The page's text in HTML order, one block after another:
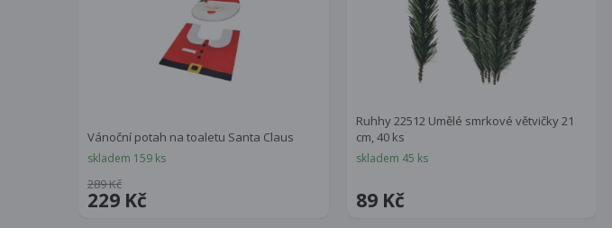
Vánoční potah na toaletu Santa Claus
skladem 159 ks
229 Kč
289 Kč
Ruhhy 22512 Umělé smrkové větvičky 21
cm, 40 ks
skladem 45 ks
89 Kč